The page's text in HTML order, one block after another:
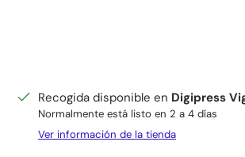
Recogida disponible en Digipress
Normalmente está listo en 2 a 4 días
Ver información de la tienda